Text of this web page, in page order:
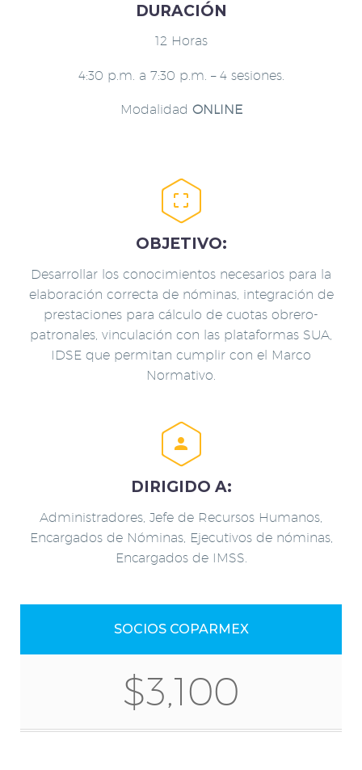
DURACIÓN
12 Horas
4:30 p.m. a 7:30 p.m. – 4 sesiones.
Modalidad ONLINE


OBJETIVO:
Desarrollar los conocimientos necesarios para la
elaboración correcta de nóminas, integración de
prestaciones para cálculo de cuotas obrero-
patronales, vinculación con las plataformas SUA,
IDSE que permitan cumplir con el Marco
Normativo.


DIRIGIDO A:
Administradores, Jefe de Recursos Humanos,
Encargados de Nóminas, Ejecutivos de nóminas,
Encargados de IMSS.
SOCIOS COPARMEX
$3,100